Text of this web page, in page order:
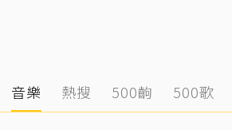
音樂 熱搜 500齣 500歌